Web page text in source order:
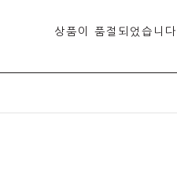
상품이 품절되었습니다.